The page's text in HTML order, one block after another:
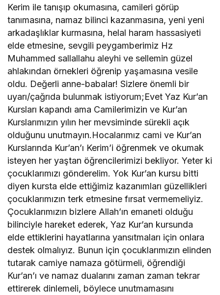
Kerim ile tanışıp okumasına, camileri görüp
tanımasına, namaz bilinci kazanmasına, yeni yeni
arkadaşlıklar kurmasına, helal haram hassasiyeti
elde etmesine, sevgili peygamberimiz Hz
Muhammed sallallahu aleyhi ve sellemin güzel
ahlakından örnekleri öğrenip yaşamasına vesile
oldu. Değerli anne-babalar! Sizlere önemli bir
uyarı/çağrıda bulunmak istiyorum;Evet Yaz Kur’an
Kursları kapandı ama Camilerimizin ve Kur’an
Kurslarımızın yılın her mevsiminde sürekli açık
olduğunu unutmayın.Hocalarımız cami ve Kur’an
Kurslarında Kur’an’ı Kerim’i öğrenmek ve okumak
isteyen her yaştan öğrencilerimizi bekliyor. Yeter ki
çocuklarımızı gönderelim. Yok Kur’an kursu bitti
diyen kursta elde ettiğimiz kazanımları güzellikleri
çocuklarımızın terk etmesine fırsat vermemeliyiz.
Çocuklarımızın bizlere Allah’ın emaneti olduğu
bilinciyle hareket ederek, Yaz Kur’an kursunda
elde ettiklerini hayatlarına yansıtmaları için onlara
destek olmalıyız. Bunun için çocuklarımızın elinden
tutarak camiye namaza götürmeli, öğrendiği
Kur’an’ı ve namaz dualarını zaman zaman tekrar
ettirerek dinlemeli, böylece unutmamasını